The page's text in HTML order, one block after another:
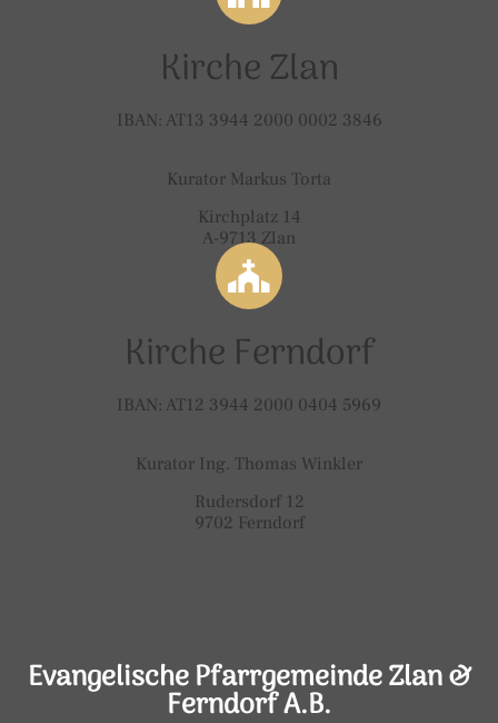
Kirche Zlan
IBAN: AT13 3944 2000 0002 3846
Kurator Markus Torta
Kirchplatz 14
A-9713 Zlan
Kirche Ferndorf
IBAN: AT12 3944 2000 0404 5969
Kurator Ing. Thomas Winkler
Rudersdorf 12
9702 Ferndorf
Evangelische Pfarrgemeinde Zlan &
Ferndorf A.B.